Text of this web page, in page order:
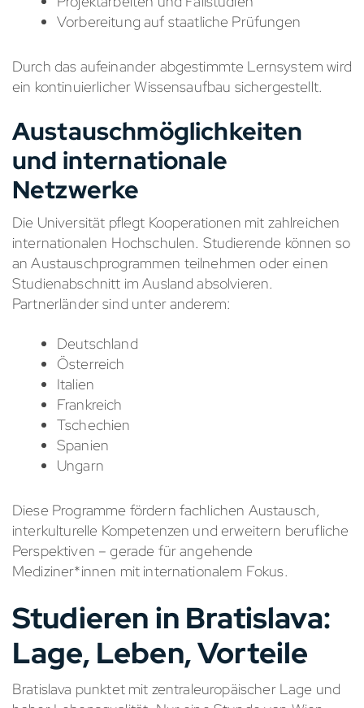
Vorbereitung auf staatliche Prüfungen
Durch das aufeinander abgestimmte Lernsystem wird
ein kontinuierlicher Wissensaufbau sichergestellt.
Austauschmöglichkeiten
und internationale
Netzwerke
Die Universität pflegt Kooperationen mit zahlreichen
internationalen Hochschulen. Studierende können so
an Austauschprogrammen teilnehmen oder einen
Studienabschnitt im Ausland absolvieren.
Partnerländer sind unter anderem:
Deutschland
Österreich
Italien
Frankreich
Tschechien
Spanien
Ungarn
Diese Programme fördern fachlichen Austausch,
interkulturelle Kompetenzen und erweitern berufliche
Perspektiven – gerade für angehende
Mediziner*innen mit internationalem Fokus.
Studieren in Bratislava:
Lage, Leben, Vorteile
Bratislava punktet mit zentraleuropäischer Lage und